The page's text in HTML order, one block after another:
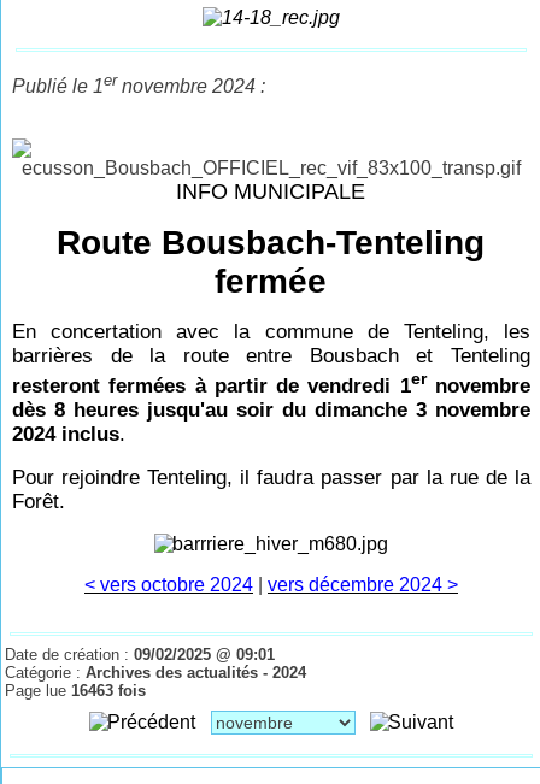
Publié le 1er novembre 2024 :
INFO MUNICIPALE
Route Bousbach-Tenteling
fermée
En concertation avec la commune de Tenteling, les
barrières de la route entre Bousbach et Tenteling
resteront fermées à partir de vendredi 1ernovembre
dès 8 heures jusqu'au soir du dimanche 3 novembre
2024 inclus.
Pour rejoindre Tenteling, il faudra passer par la rue de la
Forêt.
< vers octobre 2024 vers décembre 2024 >
Date de création :09/02/2025 @ 09:01
Catégorie :Archives des actualités - 2024
Page lue 16463 fois